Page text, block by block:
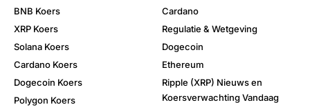
BNB Koers
XRP Koers
Solana Koers
Cardano Koers
Dogecoin Koers
Polygon Koers
Cardano
Regulatie & Wetgeving
Dogecoin
Ethereum
Ripple (XRP) Nieuws en
Koersverwachting Vandaag